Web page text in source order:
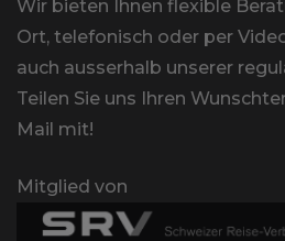
Wir bieten Ihnen flexible
Ort, telefonisch oder per
auch ausserhalb unserer
Teilen Sie uns Ihren
Mail mit!
Mitglied von